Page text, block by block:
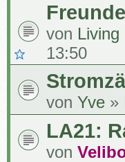
von Living
13:50
von Yve »
LA21:
von